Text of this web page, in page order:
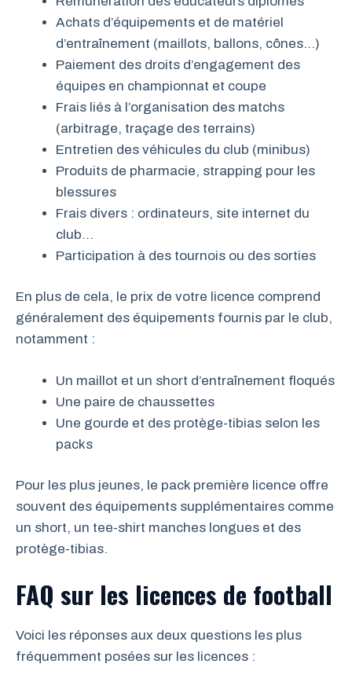
Achats d’équipements et de matériel
d’entraînement (maillots, ballons, cônes…)
Paiement des droits d’engagement des
équipes en championnat et coupe
Frais liés à l’organisation des matchs
(arbitrage, traçage des terrains)
Entretien des véhicules du club (minibus)
Produits de pharmacie, strapping pour les
blessures
Frais divers : ordinateurs, site internet du
club…
Participation à des tournois ou des sorties
En plus de cela, le prix de votre licence comprend
généralement des équipements fournis par le club,
notamment :
Un maillot et un short d’entraînement floqués
Une paire de chaussettes
Une gourde et des protège-tibias selon les
packs
Pour les plus jeunes, le pack première licence offre
souvent des équipements supplémentaires comme
un short, un tee-shirt manches longues et des
protège-tibias.
FAQ sur les licences de football
Voici les réponses aux deux questions les plus
fréquemment posées sur les licences :